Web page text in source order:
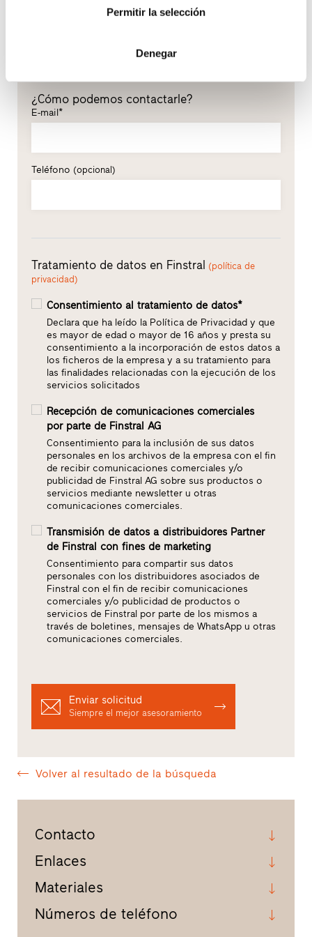
Permitir la selección
Denegar
¿Cómo podemos contactarle?
E-mail*
Teléfono (opcional)
Tratamiento de datos en Finstral (política de
privacidad)
Consentimiento al tratamiento de datos*
Declara que ha leído la Política de Privacidad y que
es mayor de edad o mayor de 16 años y presta su
consentimiento a la incorporación de estos datos a
los ficheros de la empresa y a su tratamiento para
las finalidades relacionadas con la ejecución de los
servicios solicitados
Recepción de comunicaciones comerciales
por parte de Finstral AG
Consentimiento para la inclusión de sus datos
personales en los archivos de la empresa con el fin
de recibir comunicaciones comerciales y/o
publicidad de Finstral AG sobre sus productos o
servicios mediante newsletter u otras
comunicaciones comerciales.
Transmisión de datos a distribuidores Partner
de Finstral con fines de marketing
Consentimiento para compartir sus datos
personales con los distribuidores asociados de
Finstral con el fin de recibir comunicaciones
comerciales y/o publicidad de productos o
servicios de Finstral por parte de los mismos a
través de boletines, mensajes de WhatsApp u otras
comunicaciones comerciales.
Enviar solicitud
Siempre el mejor asesoramiento
Volver al resultado de la búsqueda
Contacto
Enlaces
Materiales
Números de teléfono